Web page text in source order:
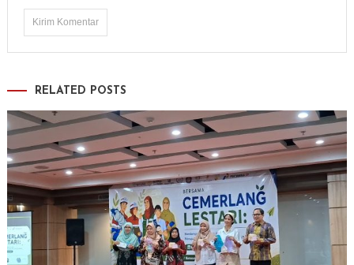
RELATED POSTS